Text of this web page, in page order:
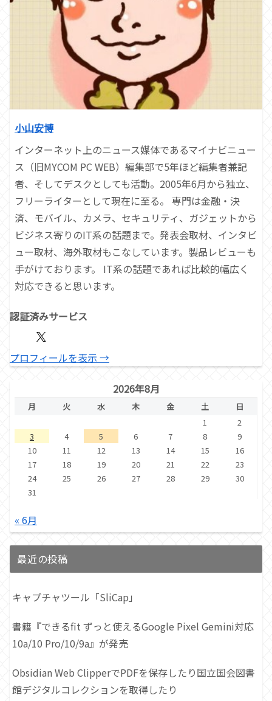
小山安博
インターネット上のニュース媒体であるマイナビニュー
ス（旧MYCOM PC WEB）編集部で5年ほど編集者兼記
者、そしてデスクとしても活動。2005年6月から独立、
フリーライターとして現在に至る。 専門は金融・決
済、モバイル、カメラ、セキュリティ、ガジェットから
ビジネス寄りのIT系の話題まで。発表会取材、インタビ
ュー取材、海外取材もこなしています。製品レビューも
手がけております。 IT系の話題であれば比較的幅広く
対応できると思います。
認証済みサービス
プロフィールを表示 →
2026年8月
月 火 水 木 金 土
日
1
2
3
4 5 6 7 8
9
10
11 12 13 14 15
16
17
18 19 20 21 22
23
24
25 26 27 28 29
30
31
« 6月
最近の投稿
キャプチャツール「SliCap」
書籍『できるfit ずっと使えるGoogle Pixel Gemini対応
10a/10 Pro/10/9a』が発売
Obsidian Web ClipperでPDFを保存したり国立国会図書
館デジタルコレクションを取得したり